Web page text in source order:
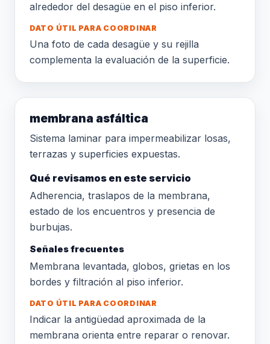
alrededor del desagüe en el piso inferior.
DATO ÚTIL PARA COORDINAR
Una foto de cada desagüe y su rejilla
complementa la evaluación de la superficie.
membrana asfáltica
Sistema laminar para impermeabilizar losas,
terrazas y superficies expuestas.
Qué revisamos en este servicio
Adherencia, traslapos de la membrana,
estado de los encuentros y presencia de
burbujas.
Señales frecuentes
Membrana levantada, globos, grietas en los
bordes y filtración al piso inferior.
DATO ÚTIL PARA COORDINAR
Indicar la antigüedad aproximada de la
membrana orienta entre reparar o renovar.